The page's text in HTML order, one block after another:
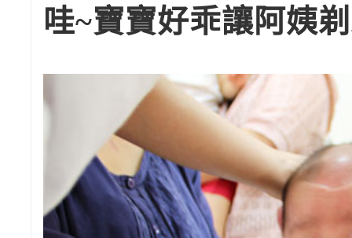
哇~寶寶好乖讓阿姨